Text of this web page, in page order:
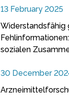
13 February 2025
Widerstandsfähig
sozialen
30 December